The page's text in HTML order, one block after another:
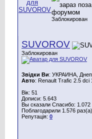
Заблокирован
SUVOROV
Заблокирован
Звідки Ви: УКРАИНА,
Авто: Renault Trafic 2.5 dci
Вік: 51
Дописи: 5.643
Вы сказали Спасибо: 1.072
Поблагодарили 1.576
Репутація: 0